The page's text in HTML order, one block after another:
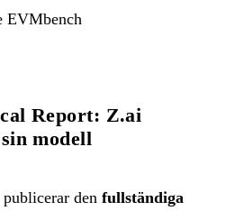
EVMbench
Report: Z.ai
modell
den fullständiga